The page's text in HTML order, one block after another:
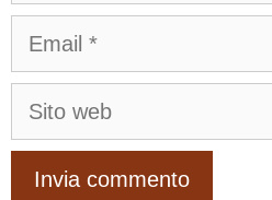
Email
Sito